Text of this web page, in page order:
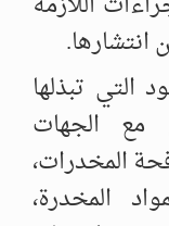
التي تبذلها
مع الجهات
المخدرات،
المخدرة،